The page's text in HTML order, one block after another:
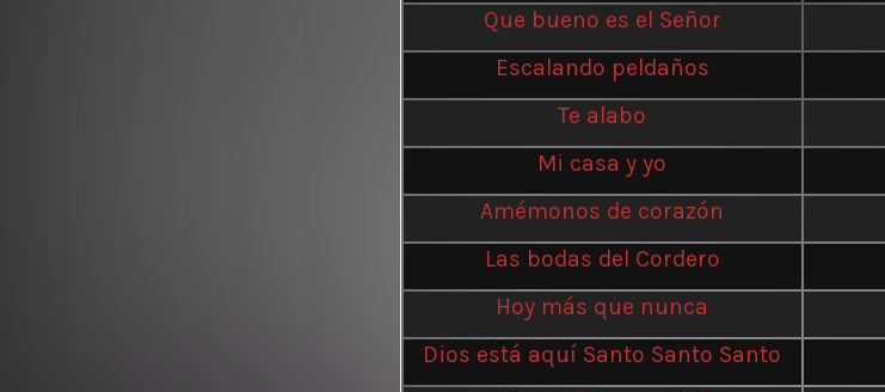
Que bueno es el Señor
Escalando peldaños
Te alabo
Mi casa y yo
Amémonos de corazón
Las bodas del Cordero
Hoy más que nunca
Dios está aquí Santo Santo Santo